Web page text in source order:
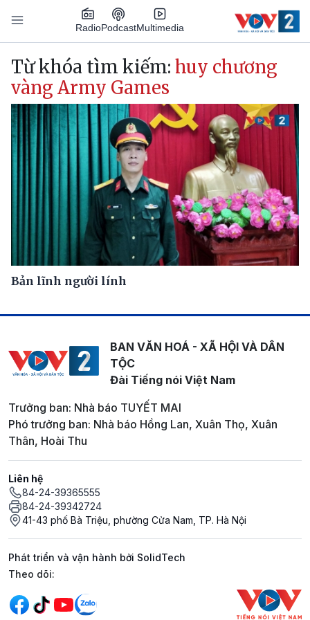
Nhảy đến nội dung
RadioPodcastMultimedia
Main navigation
Từ khóa tìm kiếm: huy chương
vàng Army Games
Bản lĩnh người lính
BAN VĂN HOÁ - XÃ HỘI VÀ DÂN
TỘC
Đài Tiếng nói Việt Nam
Trưởng ban: Nhà báo TUYẾT MAI
Phó trưởng ban: Nhà báo Hồng Lan, Xuân Thọ, Xuân
Thân, Hoài Thu
Liên hệ
84-24-39365555
84-24-39342724
41-43 phố Bà Triệu, phường Cửa Nam, TP. Hà Nội
Phát triển và vận hành bởi SolidTech
Mạng xã hội
Theo dõi: